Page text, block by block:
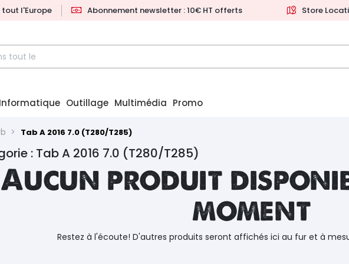
tout l'Europe Abonnement newsletter : 10€ HT offerts Store
Informatique Outillage Multimédia Promo
Tab A 2016 7.0 (T280/T285)
: Tab A 2016 7.0 (T280/T285)
Aucun produit
moment
Restez à l'écoute! D'autres produits seront affichés ici au fur et à